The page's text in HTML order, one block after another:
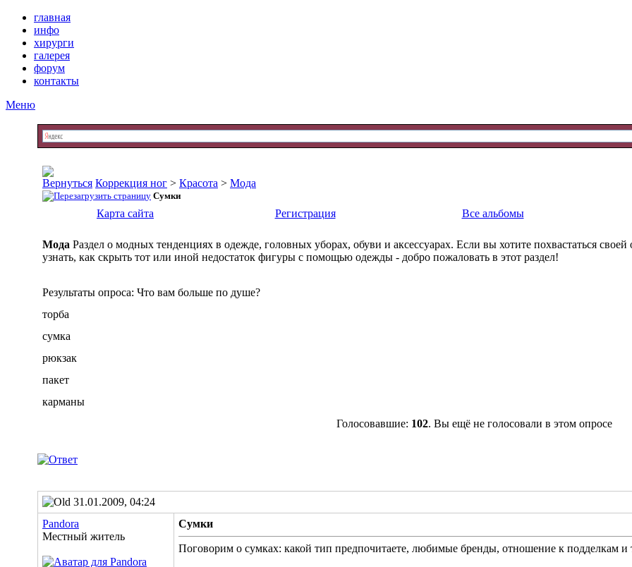
главная
инфо
хирурги
галерея
форум
контакты
Меню
Коррекция ног > Красота > Мода
Сумки
Карта сайта Регистрация Все альбомы
Мода Раздел о модных тенденциях в одежде, головных уборах, обуви и аксессуарах. Если вы хотите похвастаться
узнать, как скрыть тот или иной недостаток фигуры с помощью одежды - добро пожаловать в этот раздел!
Результаты опроса: Что вам больше по душе?
торба
сумка
рюкзак
пакет
карманы
Голосовавшие: 102. Вы ещё не голосовали в этом опросе
31.01.2009, 04:24
Pandora
Местный житель
Сумки
Поговорим о сумках: какой тип предпочитаете, любимые бренды, отношение к подделкам и